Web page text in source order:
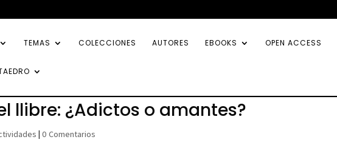
TEMAS COLECCIONES AUTORES EBOOKS OPEN ACCESS
llibre: ¿Adictos o amantes?
|0 Comentarios